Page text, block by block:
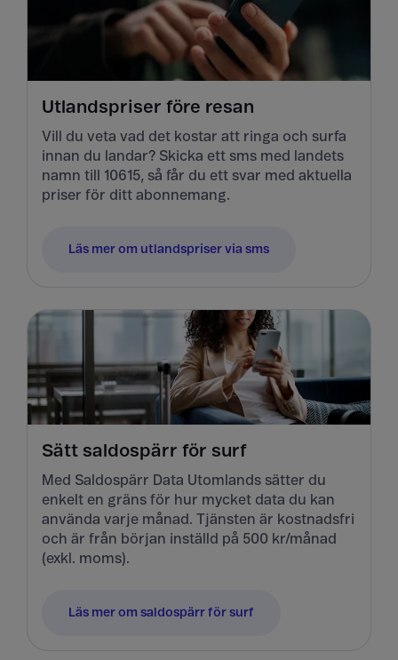
Utlandspriser före resan
Vill du veta vad det kostar att ringa och surfa
innan du landar? Skicka ett sms med landets
namn till 10615, så får du ett svar med aktuella
priser för ditt abonnemang.
Läs mer om utlandspriser via sms
Sätt saldospärr för surf
Med Saldospärr Data Utomlands sätter du
enkelt en gräns för hur mycket data du kan
använda varje månad. Tjänsten är kostnadsfri
och är från början inställd på 500 kr/månad
(exkl. moms).
Läs mer om saldospärr för surf